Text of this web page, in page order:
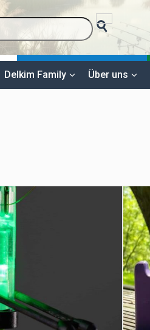
Delkim Family Über uns